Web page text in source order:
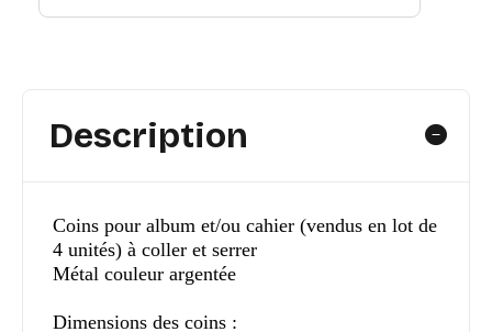
Description
Coins pour album et/ou cahier (vendus en lot de
4 unités) à coller et serrer
Métal couleur argentée
Dimensions des coins :